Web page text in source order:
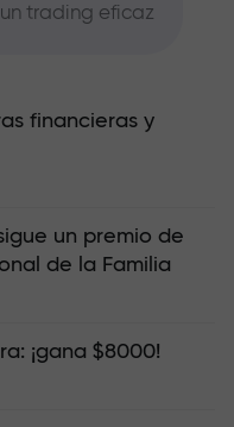
trading eficaz
financieras y
un premio de
de la Familia
¡gana $8000!